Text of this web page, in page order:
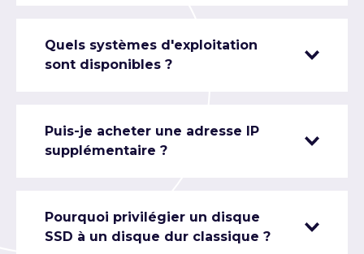
Quels systèmes d'exploitation
sont disponibles ?
Puis-je acheter une adresse IP
supplémentaire ?
Pourquoi privilégier un disque
SSD à un disque dur classique ?